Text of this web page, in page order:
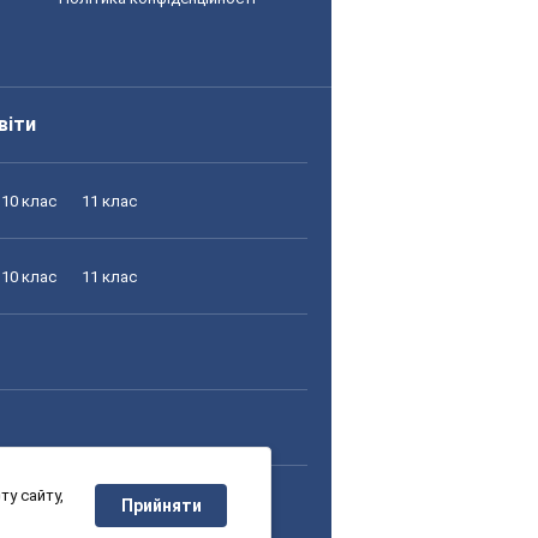
10 клас 11 клас
10 клас 11 клас
10 клас 11 клас
сайту,
Прийняти